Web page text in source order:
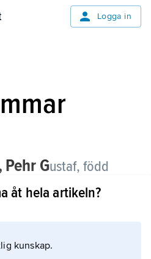
Logga in
Pehr Gustaf, född
21 november 2024,
i AB Volvo 1971–83,
1983–93; jämför
.
åt hela artikeln?
kunskap.